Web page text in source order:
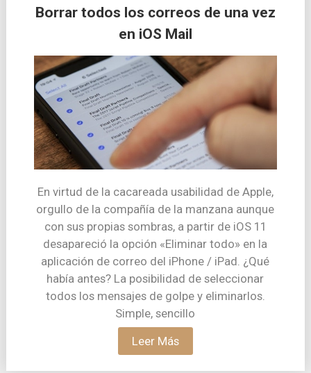
Borrar todos los correos de una vez
en iOS Mail
En virtud de la cacareada usabilidad de Apple,
orgullo de la compañía de la manzana aunque
con sus propias sombras, a partir de iOS 11
desapareció la opción «Eliminar todo» en la
aplicación de correo del iPhone / iPad. ¿Qué
había antes? La posibilidad de seleccionar
todos los mensajes de golpe y eliminarlos.
Simple, sencillo
Leer Más